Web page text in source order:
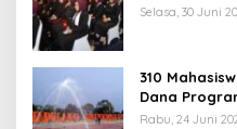
Selasa, 30 Juni
310
Dana
Sulteng:
Rabu, 24 Juni